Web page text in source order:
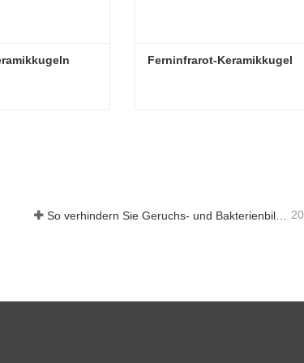
Ferninfrarot-Keramikkugel
So verhindern Sie Geruchs- und Bakterienbildung in Abwassertanks von Scheuersaugmaschinen